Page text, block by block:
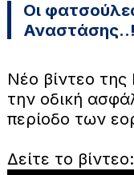
Οι
Αναστάσης..!
Νέο βίντεο της
την οδική
περίοδο των
Δείτε το βίντεο: